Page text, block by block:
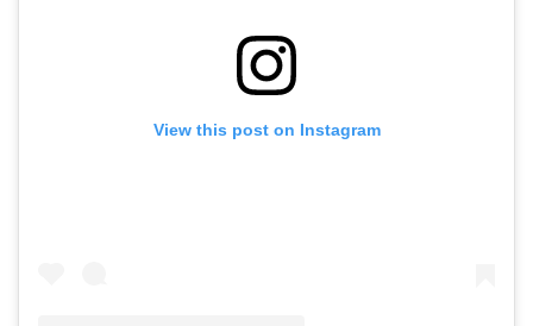
View this post on Instagram